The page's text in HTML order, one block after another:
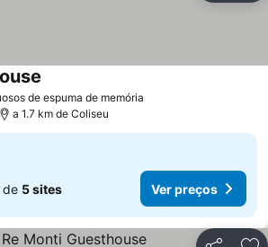
de espuma de memória
a 1.7 km de Coliseu
de 5 sites Ver preços